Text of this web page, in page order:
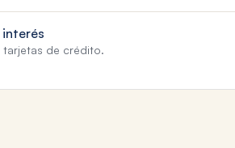
de crédito.